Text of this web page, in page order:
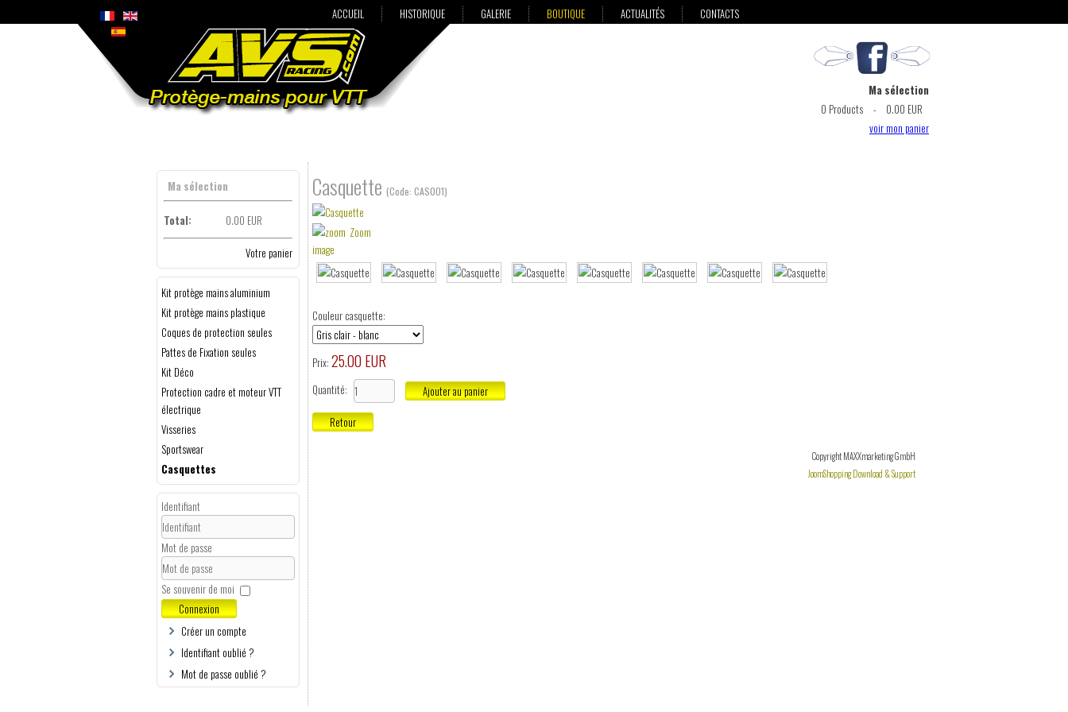
Ma sélection
0 Products -
0.00 EUR
voir mon panier
ACCUEIL HISTORIQUE GALERIE BOUTIQUE ACTUALITÉS CONTACTS
Ma sélection
Total: 0.00 EUR
Votre panier
Kit protège mains aluminium
Kit protège mains plastique
Coques de protection seules
Pattes de Fixation seules
Kit Déco
Protection cadre et moteur VTT
électrique
Visseries
Sportswear
Casquettes
Identifiant
Mot de passe
Se souvenir de moi
Connexion
Créer un compte
Identifiant oublié ?
Mot de passe oublié ?
Casquette (Code: CAS001)
Zoom
image
Couleur casquette:
Prix: 25.00 EUR
Quantité:
Copyright MAXXmarketing GmbH
JoomShopping Download & Support